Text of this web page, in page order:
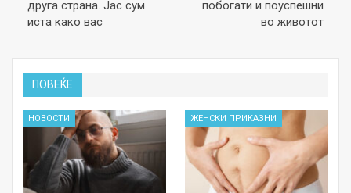
друга страна. Јас сум
иста како вас
побогати и поуспешни
во животот
ПОВЕЌЕ
НОВОСТИ ЖЕНСКИ ПРИКАЗНИ